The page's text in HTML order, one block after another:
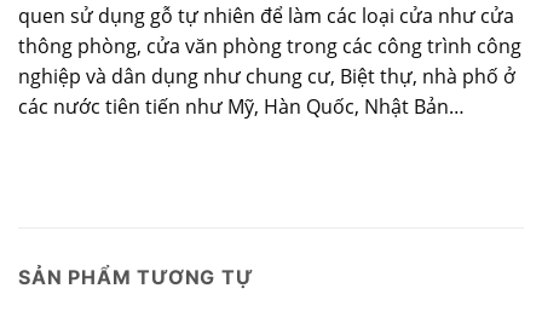
quen sử dụng gỗ tự nhiên để làm các loại cửa như cửa
thông phòng, cửa văn phòng trong các công trình công
nghiệp và dân dụng như chung cư, Biệt thự, nhà phố ở
các nước tiên tiến như Mỹ, Hàn Quốc, Nhật Bản…
SẢN PHẨM TƯƠNG TỰ